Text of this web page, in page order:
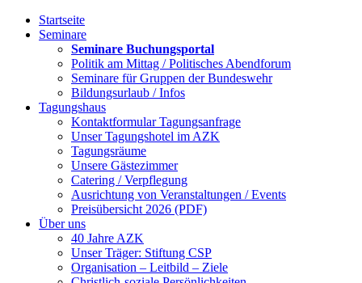
Startseite
Seminare
Seminare Buchungsportal
Politik am Mittag / Politisches Abendforum
Seminare für Gruppen der Bundeswehr
Bildungsurlaub / Infos
Tagungshaus
Kontaktformular Tagungsanfrage
Unser Tagungshotel im AZK
Tagungsräume
Unsere Gästezimmer
Catering / Verpflegung
Ausrichtung von Veranstaltungen / Events
Preisübersicht 2026 (PDF)
Über uns
40 Jahre AZK
Unser Träger: Stiftung CSP
Organisation – Leitbild – Ziele